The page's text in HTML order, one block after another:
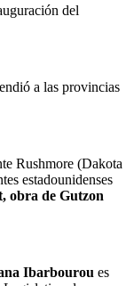
del
a las provincias
Rushmore (Dakota
estadounidenses
obra de Gutzon
Ibarbourou es